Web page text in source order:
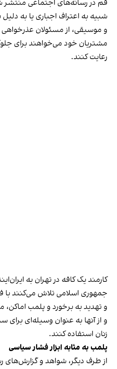
قم در رسانه‌های اجتماعی منتشر
شبیه به اعتراف اجباری یا به
و موسیقی، از مسئولان عذرخواهی
مشتریان خود می‌خواهند برای
رعایت کنند.
کارمند یک کافه در تهران به
جمهوری اسلامی تلاش می‌کنند با
و تهدید به برخورد و پلمب اماکن،
و از آنها به عنوان وسیله‌ای
زنان استفاده کنند.
پلمب به مثابه ابزار فشار سیاسی
از طرف دیگر، شواهد و